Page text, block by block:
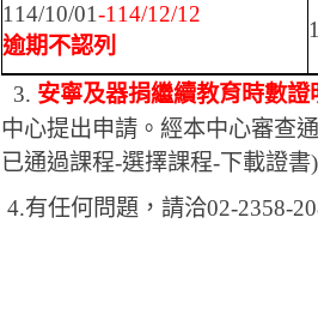
114/10/01-114/12/12
逾期不認列
3. 安寧及器捐繼續教育時數證
中心提出申請。經本中心審查
已通過課程-選擇課程-下載證書)
4.有任何問題，請洽02-2358-